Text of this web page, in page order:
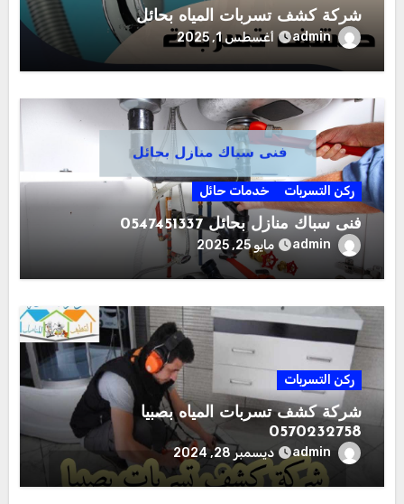
شركة كشف تسربات المياه بحائل
admin أغسطس 1, 2025
ركن التسربات خدمات حائل
فنى سباك منازل بحائل 0547451337
admin مايو 25, 2025
ركن التسربات
شركة كشف تسربات المياه بصبيا
0570232758
admin ديسمبر 28, 2024